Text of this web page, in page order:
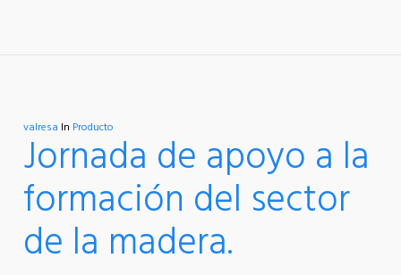
valresa In Producto
Jornada de apoyo a la
formación del sector
de la madera.